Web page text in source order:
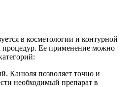
в косметологии и контурной
процедур. Ее применение можно
Канюля позволяет точно и
необходимый препарат в